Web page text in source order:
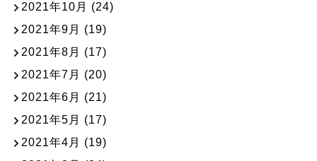
2021年10月 (24)
2021年9月 (19)
2021年8月 (17)
2021年7月 (20)
2021年6月 (21)
2021年5月 (17)
2021年4月 (19)